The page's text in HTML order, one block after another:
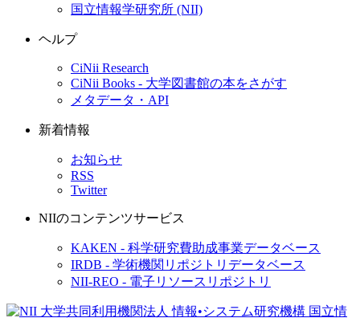
国立情報学研究所 (NII)
ヘルプ
CiNii Research
CiNii Books - 大学図書館の本をさがす
メタデータ・API
新着情報
お知らせ
RSS
Twitter
NIIのコンテンツサービス
KAKEN - 科学研究費助成事業データベース
IRDB - 学術機関リポジトリデータベース
NII-REO - 電子リソースリポジトリ